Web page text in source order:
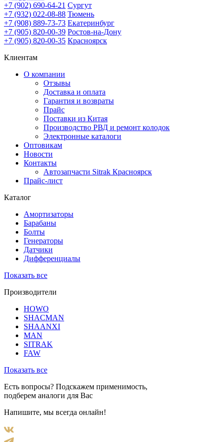
+7 (902) 690-64-21 Сургут
+7 (932) 022-08-88 Тюмень
+7 (908) 889-73-73 Екатеринбург
+7 (905) 820-00-39 Ростов-на-Дону
+7 (905) 820-00-35 Красноярск
Клиентам
О компании
Отзывы
Доставка и оплата
Гарантия и возвраты
Прайс
Поставки из Китая
Производство РВД и ремонт колодок
Электронные каталоги
Оптовикам
Новости
Контакты
Автозапчасти Sitrak Красноярск
Прайс-лист
Каталог
Амортизаторы
Барабаны
Болты
Генераторы
Датчики
Дифференциалы
Показать все
Производители
HOWO
SHACMAN
SHAANXI
MAN
SITRAK
FAW
Показать все
Есть вопросы? Подскажем применимость,
подберем аналоги для Вас
Напишите, мы всегда онлайн!